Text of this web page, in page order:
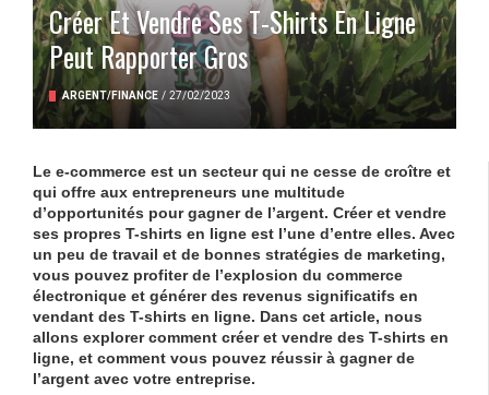
Créer Et Vendre Ses T-Shirts En Ligne
Peut Rapporter Gros
ARGENT/FINANCE / 27/02/2023
Le e-commerce est un secteur qui ne cesse de croître et
qui offre aux entrepreneurs une multitude
d’opportunités pour gagner de l’argent. Créer et vendre
ses propres T-shirts en ligne est l’une d’entre elles. Avec
un peu de travail et de bonnes stratégies de marketing,
vous pouvez profiter de l’explosion du commerce
électronique et générer des revenus significatifs en
vendant des T-shirts en ligne. Dans cet article, nous
allons explorer comment créer et vendre des T-shirts en
ligne, et comment vous pouvez réussir à gagner de
l’argent avec votre entreprise.